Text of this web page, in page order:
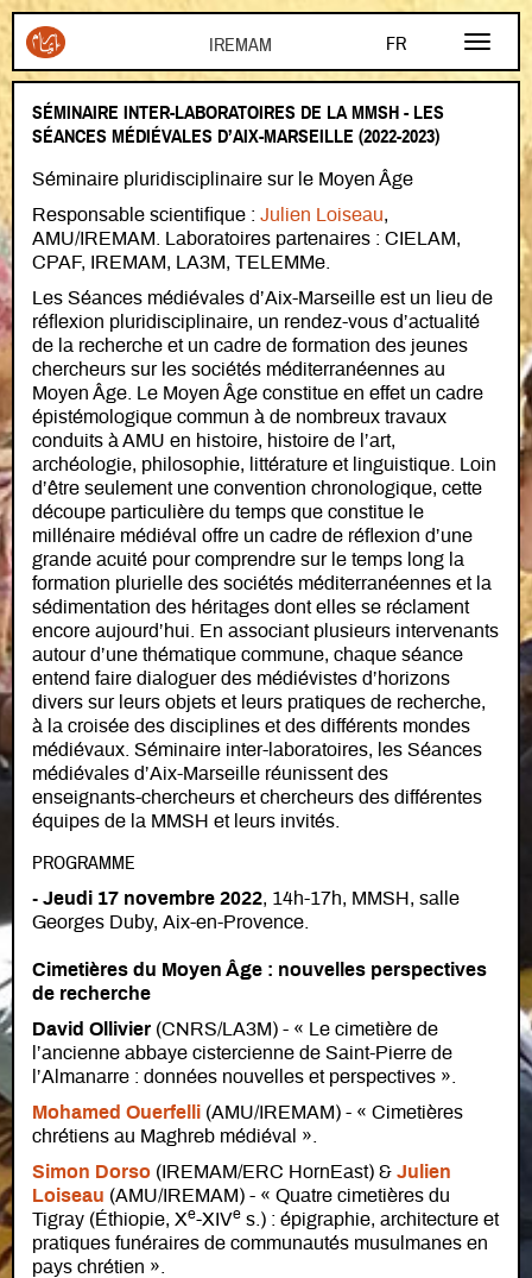
FR
EN
AR
Aller au contenu principal
SÉMINAIRE INTER-LABORATOIRES DE LA MMSH - LES
SÉANCES MÉDIÉVALES D’AIX-MARSEILLE (2022-2023)
Séminaire pluridisciplinaire sur le Moyen Âge
Responsable scientifique : Julien Loiseau,
AMU/IREMAM. Laboratoires partenaires : CIELAM,
CPAF, IREMAM, LA3M, TELEMMe.
Les Séances médiévales d’Aix-Marseille est un lieu de
réflexion pluridisciplinaire, un rendez-vous d’actualité
de la recherche et un cadre de formation des jeunes
chercheurs sur les sociétés méditerranéennes au
Moyen Âge. Le Moyen Âge constitue en effet un cadre
épistémologique commun à de nombreux travaux
conduits à AMU en histoire, histoire de l’art,
archéologie, philosophie, littérature et linguistique. Loin
d’être seulement une convention chronologique, cette
découpe particulière du temps que constitue le
millénaire médiéval offre un cadre de réflexion d’une
grande acuité pour comprendre sur le temps long la
formation plurielle des sociétés méditerranéennes et la
sédimentation des héritages dont elles se réclament
encore aujourd’hui. En associant plusieurs intervenants
autour d’une thématique commune, chaque séance
entend faire dialoguer des médiévistes d’horizons
divers sur leurs objets et leurs pratiques de recherche,
à la croisée des disciplines et des différents mondes
médiévaux. Séminaire inter-laboratoires, les Séances
médiévales d’Aix-Marseille réunissent des
enseignants-chercheurs et chercheurs des différentes
équipes de la MMSH et leurs invités.
PROGRAMME
- Jeudi 17 novembre 2022, 14h-17h, MMSH, salle
Georges Duby, Aix-en-Provence.
Cimetières du Moyen Âge : nouvelles perspectives
de recherche
David Ollivier (CNRS/LA3M) - « Le cimetière de
l’ancienne abbaye cistercienne de Saint-Pierre de
l’Almanarre : données nouvelles et perspectives ».
Mohamed Ouerfelli (AMU/IREMAM) - « Cimetières
chrétiens au Maghreb médiéval ».
Simon Dorso (IREMAM/ERC HornEast) & Julien
Loiseau (AMU/IREMAM) - « Quatre cimetières du
Tigray (Éthiopie, Xe-XIVe s.) : épigraphie, architecture et
pratiques funéraires de communautés musulmanes en
pays chrétien ».